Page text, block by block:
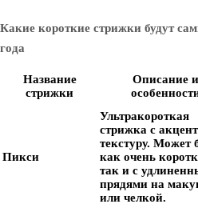
Какие короткие стрижки будут
года
Название
стрижки
Описание и
Пикси
Ультракороткая
стрижка с
текстуру. Может
как очень
так и с
прядями на
или челкой.